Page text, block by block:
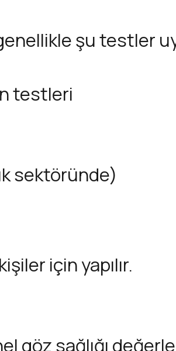
şu testler
testleri
sektöründe)
için yapılır.
göz sağlığı